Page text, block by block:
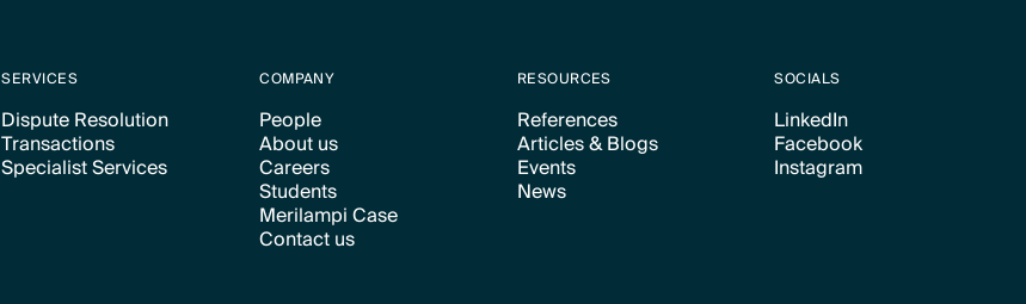
SERVICES
Dispute Resolution
Text Link
Transactions
Text Link
Specialist Services
COMPANY
People
Text Link
About us
Text Link
Careers
Text Link
Students
Text Link
Merilampi Case
Text Link
Contact us
RESOURCES
References
Text Link
Articles & Blogs
Text Link
Events
Text Link
News
SOCIALS
LinkedIn
Text Link
Facebook
Text Link
Instagram